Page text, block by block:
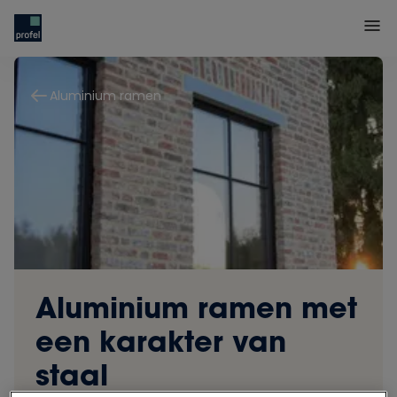
Aluminium ramen
Aluminium ramen met
een karakter van
staal